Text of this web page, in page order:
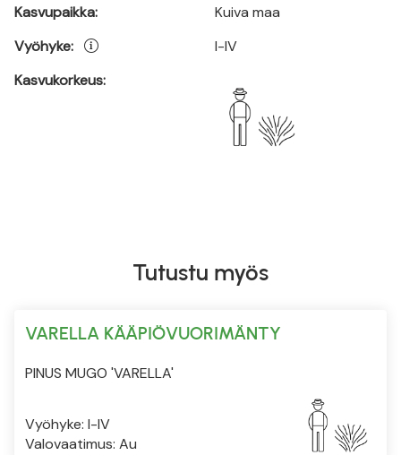
Kasvupaikka:
Vyöhyke:
Kasvukorkeus:
Kuiva maa
I-IV
Tutustu myös
VARELLA KÄÄPIÖVUORIMÄNTY
PINUS MUGO 'VARELLA'
Vyöhyke: I-IV
Valovaatimus: Au